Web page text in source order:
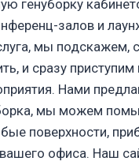
генуборку
залов и
мы подскажем,
и сразу
Нами
мы можем
поверхности,
офиса. Наш